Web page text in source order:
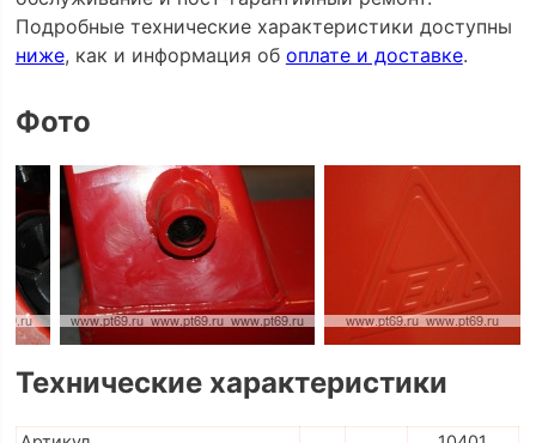
Подробные технические характеристики доступны
ниже, как и информация об оплате и доставке.
Фото
Технические характеристики